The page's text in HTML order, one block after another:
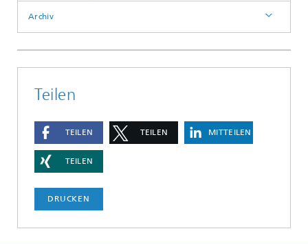
Archiv
Teilen
TEILEN TEILEN MITTEILEN
TEILEN
DRUCKEN